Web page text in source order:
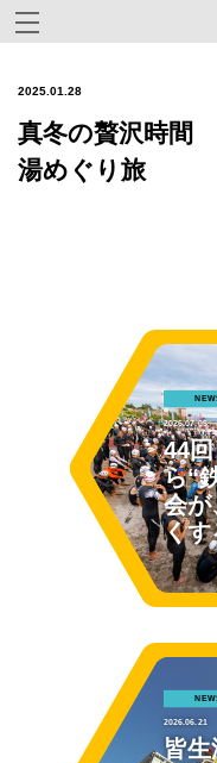
2025.01.28
真冬の贅沢時間
湯めぐり旅
2026.07.05
44
ら“
会が
くす
2026.06.21
皆生